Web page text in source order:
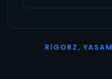
R I G O R Z, YASAM